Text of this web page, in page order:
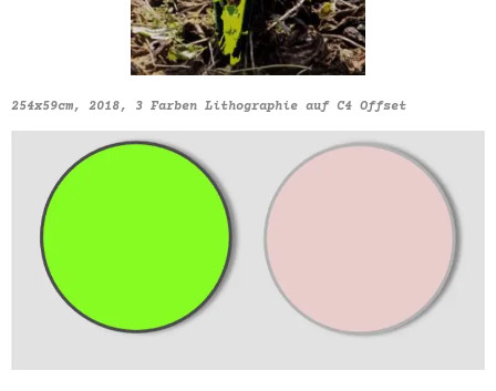
254x59cm, 2018, 3 Farben Lithographie auf C4 Offset